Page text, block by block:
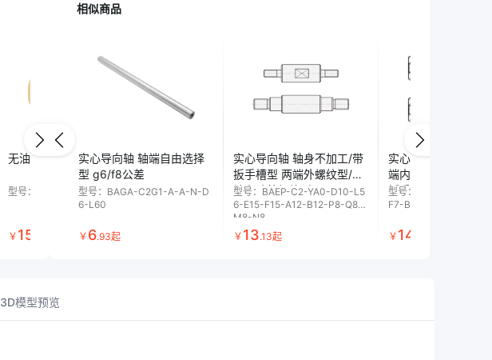
无油衬套 铜合金 止推型
型号： BWYI-C-d6-L12
￥ 15
支柱用固定夹 同径 正交型
开口式夹紧固定/单侧螺栓
反向开口式夹紧固定 无安
装孔 无把手 圆形
型号：FAPG-S1W-J-D6
直线轴承 直柱型 短型/中型
单衬型
型号：LM30AUU-M
相似商品
实心导向轴 轴端自由选择
型 g6/f8公差
型号： BAGA-C2G1-A-A-N-D
6-L60
￥ 6.93起
实心导向轴 轴身不加工/带
扳手槽型 两端外螺纹型/两
端台阶外螺纹型 f8
型号： BAEP-C2-YA0-D10-L5
6-E15-F15-A12-B12-P8-Q8-
M8-N8
￥ 13.13起
实心导向轴 一端外
端内螺纹型 轴身不
扳手槽型 f8
型号：
F7-B6-Q5-M3
￥ 14
3D模型预览